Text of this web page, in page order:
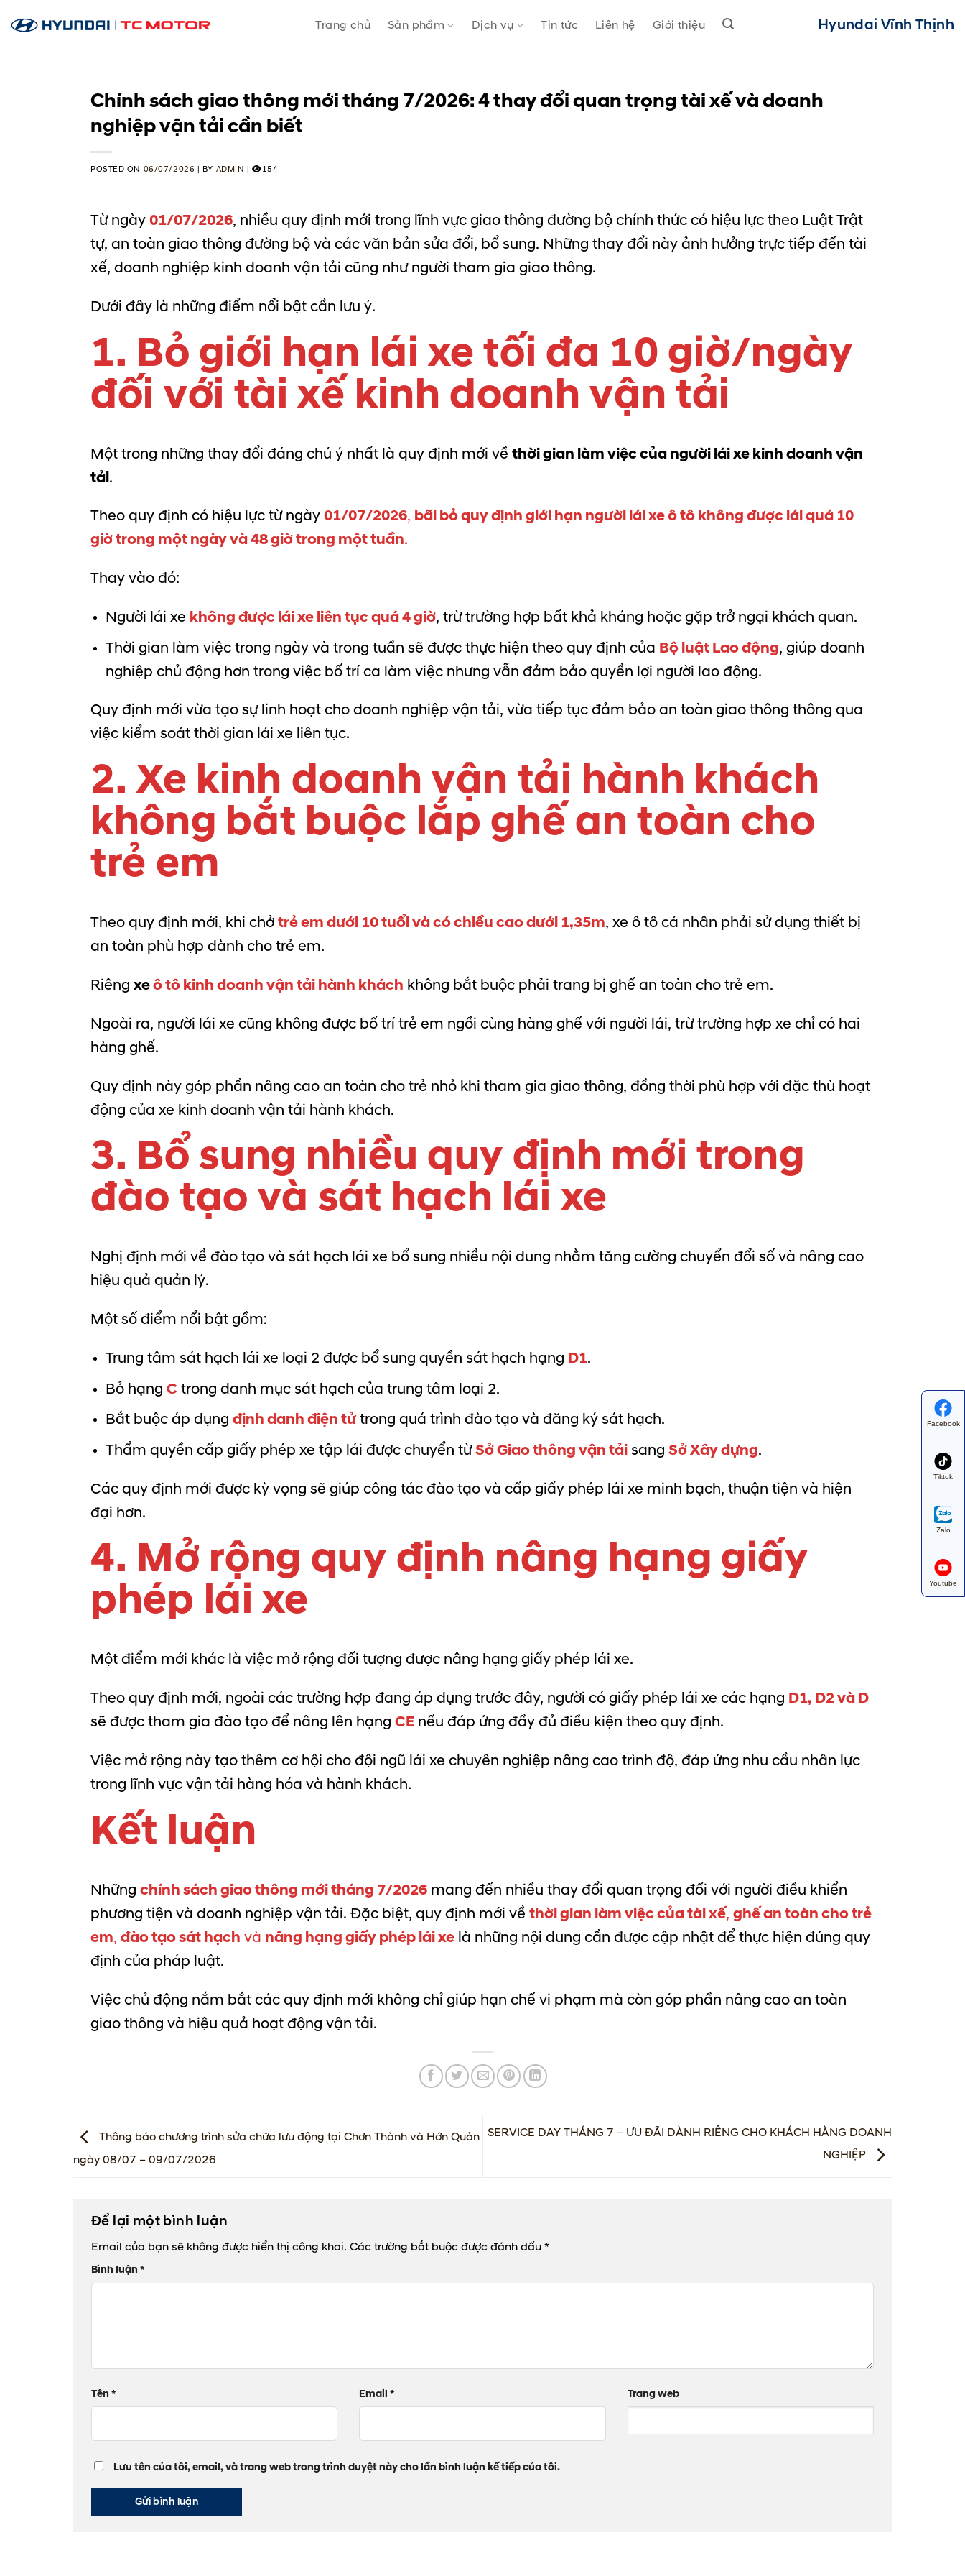
Trang chủ Sản phẩm Dịch vụ Tin tức Liên hệ Giới thiệu Hyundai Vĩnh Thịnh
Chính sách giao thông mới tháng 7/2026: 4 thay đổi quan trọng tài xế và doanh
nghiệp vận tải cần biết
POSTED ON 06/07/2026 BY ADMIN | 154
Từ ngày01/07/2026, nhiều quy định mới trong lĩnh vực giao thông đường bộ chính thức có hiệu lực theo Luật Trật
tự, an toàn giao thông đường bộ và các văn bản sửa đổi, bổ sung. Những thay đổi này ảnh hưởng trực tiếp đến tài
xế, doanh nghiệp kinh doanh vận tải cũng như người tham gia giao thông.
Dưới đây là những điểm nổi bật cần lưu ý.
1. Bỏ giới hạn lái xe tối đa 10 giờ/ngày
đối với tài xế kinh doanh vận tải
Một trong những thay đổi đáng chú ý nhất là quy định mới về thời gian làm việc của người lái xe kinh doanh vận
tải.
Theo quy định có hiệu lực từ ngày01/07/2026, bãi bỏ quy định giới hạn người lái xe ô tô không được lái quá 10
giờ trong một ngày và 48 giờ trong một tuần.
Thay vào đó:
Người lái xe không được lái xe liên tục quá 4 giờ, trừ trường hợp bất khả kháng hoặc gặp trở ngại khách quan.
Thời gian làm việc trong ngày và trong tuần sẽ được thực hiện theo quy định của Bộ luật Lao động, giúp doanh
nghiệp chủ động hơn trong việc bố trí ca làm việc nhưng vẫn đảm bảo quyền lợi người lao động.
Quy định mới vừa tạo sự linh hoạt cho doanh nghiệp vận tải, vừa tiếp tục đảm bảo an toàn giao thông thông qua
việc kiểm soát thời gian lái xe liên tục.
2. Xe kinh doanh vận tải hành khách
không bắt buộc lắp ghế an toàn cho
trẻ em
Theo quy định mới, khi chởtrẻ em dưới 10 tuổi và có chiều cao dưới 1,35m, xe ô tô cá nhân phải sử dụng thiết bị
an toàn phù hợp dành cho trẻ em.
Riêng xeô tô kinh doanh vận tải hành khách không bắt buộc phải trang bị ghế an toàn cho trẻ em.
Ngoài ra, người lái xe cũng không được bố trí trẻ em ngồi cùng hàng ghế với người lái, trừ trường hợp xe chỉ có hai
hàng ghế.
Quy định này góp phần nâng cao an toàn cho trẻ nhỏ khi tham gia giao thông, đồng thời phù hợp với đặc thù hoạt
động của xe kinh doanh vận tải hành khách.
3. Bổ sung nhiều quy định mới trong
đào tạo và sát hạch lái xe
Nghị định mới về đào tạo và sát hạch lái xe bổ sung nhiều nội dung nhằm tăng cường chuyển đổi số và nâng cao
hiệu quả quản lý.
Một số điểm nổi bật gồm:
Trung tâm sát hạch lái xe loại 2 được bổ sung quyền sát hạch hạng D1.
Bỏ hạng C trong danh mục sát hạch của trung tâm loại 2.
Bắt buộc áp dụng định danh điện tửtrong quá trình đào tạo và đăng ký sát hạch.
Thẩm quyền cấp giấy phép xe tập lái được chuyển từ Sở Giao thông vận tảisang Sở Xây dựng.
Các quy định mới được kỳ vọng sẽ giúp công tác đào tạo và cấp giấy phép lái xe minh bạch, thuận tiện và hiện
đại hơn.
4. Mở rộng quy định nâng hạng giấy
phép lái xe
Một điểm mới khác là việc mở rộng đối tượng được nâng hạng giấy phép lái xe.
Theo quy định mới, ngoài các trường hợp đang áp dụng trước đây, người có giấy phép lái xe các hạng D1, D2 và D
sẽ được tham gia đào tạo để nâng lên hạng CE nếu đáp ứng đầy đủ điều kiện theo quy định.
Việc mở rộng này tạo thêm cơ hội cho đội ngũ lái xe chuyên nghiệp nâng cao trình độ, đáp ứng nhu cầu nhân lực
trong lĩnh vực vận tải hàng hóa và hành khách.
Kết luận
Những chính sách giao thông mới tháng 7/2026 mang đến nhiều thay đổi quan trọng đối với người điều khiển
phương tiện và doanh nghiệp vận tải. Đặc biệt, quy định mới về thời gian làm việc của tài xế, ghế an toàn cho trẻ
em, đào tạo sát hạch và nâng hạng giấy phép lái xe là những nội dung cần được cập nhật để thực hiện đúng quy
định của pháp luật.
Việc chủ động nắm bắt các quy định mới không chỉ giúp hạn chế vi phạm mà còn góp phần nâng cao an toàn
giao thông và hiệu quả hoạt động vận tải.
Thông báo chương trình sửa chữa lưu động tại Chơn Thành và Hớn Quản
ngày 08/07 – 09/07/2026
SERVICE DAY THÁNG 7 – ƯU ĐÃI DÀNH RIÊNG CHO KHÁCH HÀNG DOANH
NGHIỆP
Để lại một bình luận
Email của bạn sẽ không được hiển thị công khai. Các trường bắt buộc được đánh dấu *
Bình luận *
Tên * Email* Trang web
Lưu tên của tôi, email, và trang web trong trình duyệt này cho lần bình luận kế tiếp của tôi.
Facebook
Tiktok
Zalo
Youtube